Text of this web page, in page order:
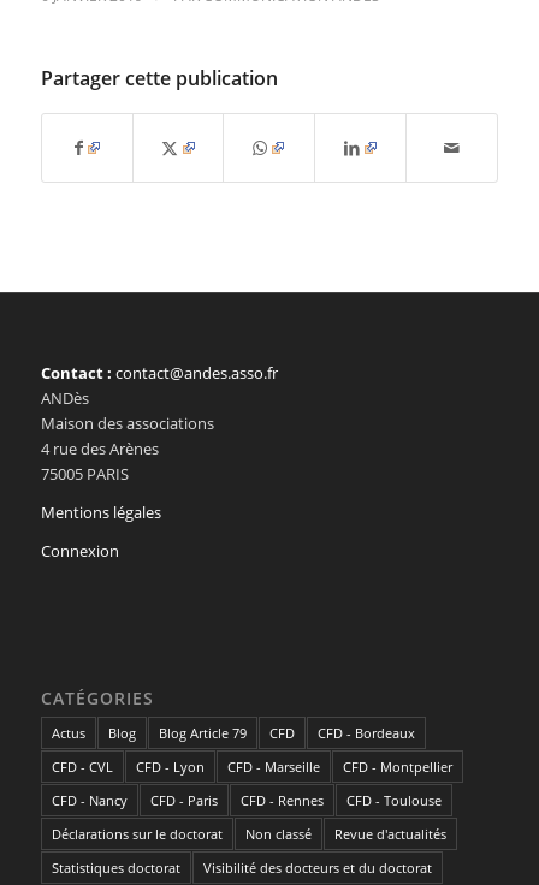
Partager cette publication
Contact : contact@andes.asso.fr
ANDès
Maison des associations
4 rue des Arènes
75005 PARIS
Mentions légales
Connexion
CATÉGORIES
Actus Blog Blog Article 79 CFD
CFD - Bordeaux
CFD - CVL
CFD - Lyon CFD - Marseille
CFD - Montpellier
CFD - Nancy
CFD - Paris CFD - Rennes
CFD - Toulouse
Déclarations sur le doctorat
Non classé
Revue d'actualités
Statistiques doctorat
Visibilité des docteurs et du doctorat